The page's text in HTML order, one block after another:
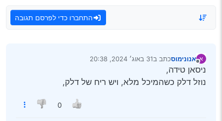
התחברו כדי לפרסם תגובה
א
מנותק
אנונימוסכתב ב31 באוג׳ 2024, 20:38
נערך לאחרונה על ידי
ניסאן טידה,
נוזל דלק כשהמיכל מלא, ויש ריח של דלק,
0